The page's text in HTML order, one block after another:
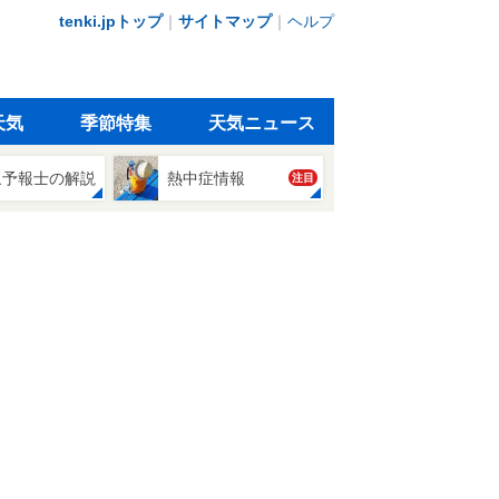
tenki.jpトップ｜ サイトマップ｜ ヘルプ
気 季節特集 天気ニュース
報士の解説 熱中症情報 注目